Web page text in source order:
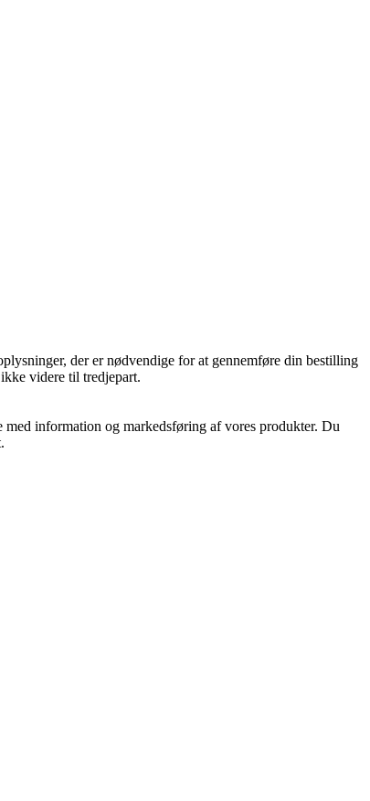
der er nødvendige for at gennemføre din bestilling
videre til tredjepart.
information og markedsføring af vores produkter. Du